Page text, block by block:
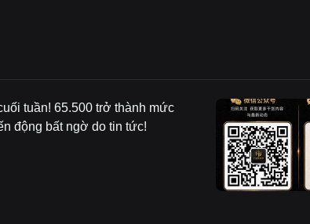
tuần! 65.500 trở thành mức
động bất ngờ do tin tức!